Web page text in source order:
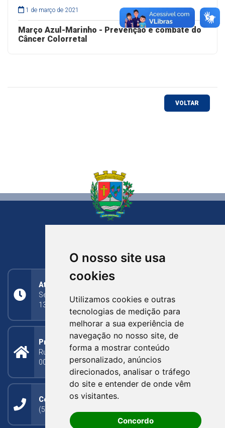
O nosso site usa
cookies
Utilizamos cookies e outras
tecnologias de medição para
melhorar a sua experiência de
navegação no nosso site, de
forma a mostrar conteúdo
personalizado, anúncios
direcionados, analisar o tráfego
do site e entender de onde vêm
os visitantes.
Concordo
1 de março de 2021
Março Azul-Marinho - Prevenção e combate do
Câncer Colorretal
VOLTAR
Atendimento
Segunda a Sexta: 8h às 11h30min (manhã);
13h30min às 17h (tarde)
Prefeitura Municipal
Rua Silva Jardim, 505 - Bairro Centro - CEP: 95340-
000
Contato
(54) 3273-1649 ou (54) 3273-1150